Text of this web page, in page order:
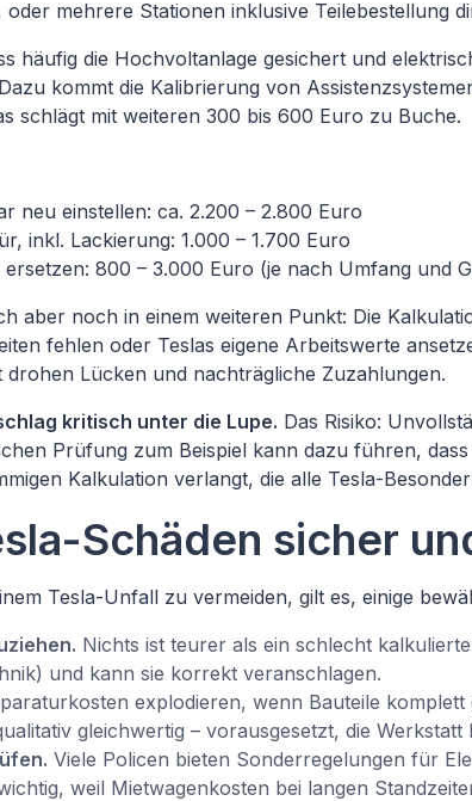
mehrere Stationen inklusive Teilebestellung
häufig die Hochvoltanlage gesichert und
kommt die Kalibrierung von
schlägt mit weiteren 300 bis 600 Euro zu Buche.
neu einstellen: ca. 2.200 – 2.800 Euro
inkl. Lackierung: 1.000 – 1.700 Euro
800 – 3.000 Euro (je nach Umfang und
aber noch in einem weiteren Punkt: Die
fehlen oder Teslas eigene Arbeitswerte
Lücken und nachträgliche Zuzahlungen.
kritisch unter die Lupe. Das Risiko:
Prüfung zum Beispiel kann dazu führen,
Kalkulation verlangt, die alle Tesla-
Schäden sicher
Tesla-Unfall zu vermeiden, gilt es, einige
Nichts ist teurer als ein schlecht
und kann sie korrekt veranschlagen.
explodieren, wenn Bauteile
gleichwertig – vorausgesetzt, die Werkstatt
Viele Policen bieten Sonderregelungen für
weil Mietwagenkosten bei langen